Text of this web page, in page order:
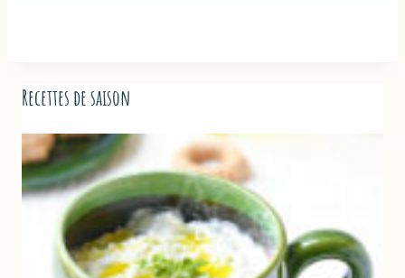
Recettes de saison